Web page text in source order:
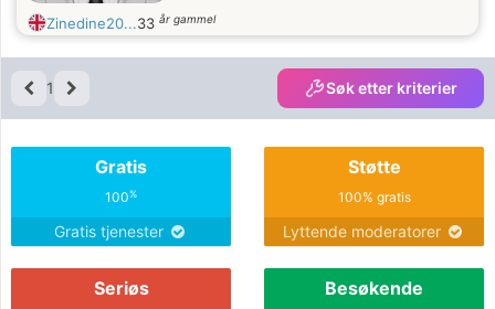
Zinedine20...33 år gammel
1 Søk etter kriterier
Gratis
100%
Gratis tjenester
Støtte
100% gratis
Lyttende moderatorer
Seriøs Besøkende